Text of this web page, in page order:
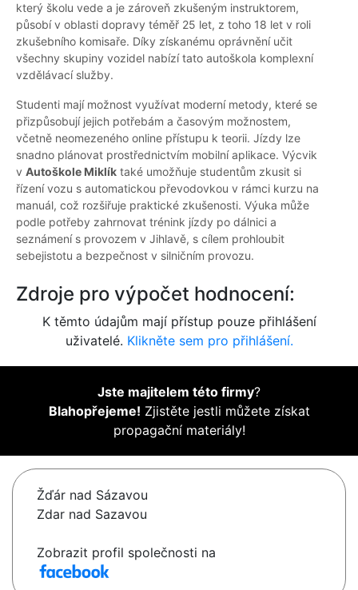
který školu vede a je zároveň zkušeným instruktorem,
působí v oblasti dopravy téměř 25 let, z toho 18 let v roli
zkušebního komisaře. Díky získanému oprávnění učit
všechny skupiny vozidel nabízí tato autoškola komplexní
vzdělávací služby.
Studenti mají možnost využívat moderní metody, které se
přizpůsobují jejich potřebám a časovým možnostem,
včetně neomezeného online přístupu k teorii. Jízdy lze
snadno plánovat prostřednictvím mobilní aplikace. Výcvik
v Autoškole Miklík také umožňuje studentům zkusit si
řízení vozu s automatickou převodovkou v rámci kurzu na
manuál, což rozšiřuje praktické zkušenosti. Výuka může
podle potřeby zahrnovat trénink jízdy po dálnici a
seznámení s provozem v Jihlavě, s cílem prohloubit
sebejistotu a bezpečnost v silničním provozu.
Zdroje pro výpočet hodnocení:
K těmto údajům mají přístup pouze přihlášení
uživatelé. Klikněte sem pro přihlášení.
Jste majitelem této firmy?
Blahopřejeme! Zjistěte jestli můžete získat
propagační materiály!
Žďár nad Sázavou
Zdar nad Sazavou
Zobrazit profil společnosti na